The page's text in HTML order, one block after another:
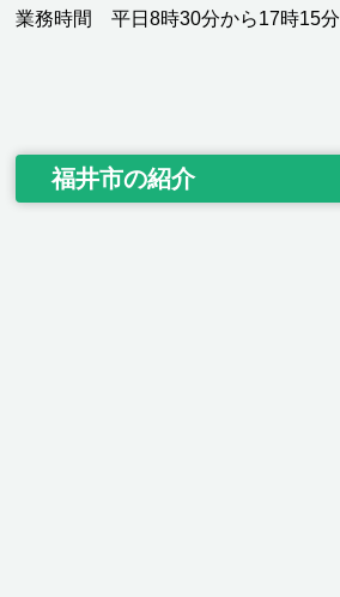
業務時間 平日8時30分から17時15分
福井市の紹介